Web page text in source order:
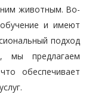
животным. Во-
и имеют
подход
мы предлагаем
обеспечивает